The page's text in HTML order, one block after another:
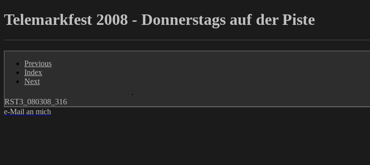
Telemarkfest 2008 - Donnerstags auf der Piste
Previous
Index
Next
RST3_080308_316
e-Mail an mich